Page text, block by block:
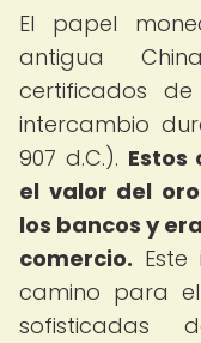
El papel
antigua
certificados
intercambio
907 d.C.).
el valor del
los bancos y
comercio.
camino para
sofisticadas